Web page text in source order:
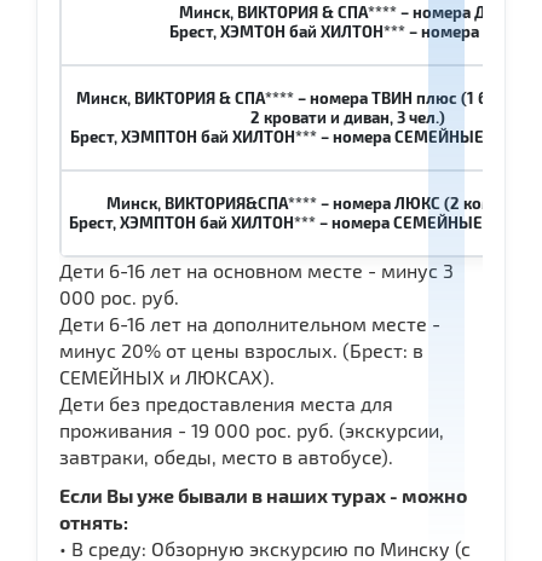
Минск, ВИКТОРИЯ & СПА**** – номера ДАБЛ
Брест, ХЭМТОН бай ХИЛТОН*** – номера ДАБЛ
Минск, ВИКТОРИЯ & СПА**** – номера ТВИН плюс (1
2 кровати и диван, 3 чел.)
Брест, ХЭМПТОН бай ХИЛТОН*** – номера СЕМЕЙНЫЕ (1
Минск, ВИКТОРИЯ&СПА**** – номера ЛЮКС (2 комнаты,
Брест, ХЭМПТОН бай ХИЛТОН*** – номера СЕМЕЙНЫЕ (1
Дети 6-16 лет на основном месте - минус 3
000 рос. руб.
Дети 6-16 лет на дополнительном месте -
минус 20% от цены взрослых. (Брест: в
СЕМЕЙНЫХ и ЛЮКСАХ).
Дети без предоставления места для
проживания - 19 000 рос. руб. (экскурсии,
завтраки, обеды, место в автобусе).
Если Вы уже бывали в наших турах - можно
отнять:
• В среду: Обзорную экскурсию по Минску (с